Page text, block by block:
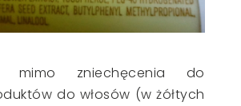
mimo zniechęcenia do
do włosów (w żółtych